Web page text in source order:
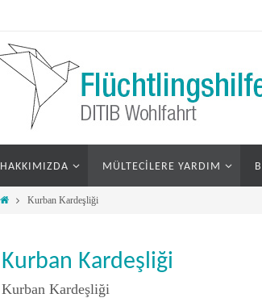
HAKKIMIZDA MÜLTECILERE YARDIM
Kurban Kardeşliği
Kurban Kardeşliği
Kurban Kardeşliği